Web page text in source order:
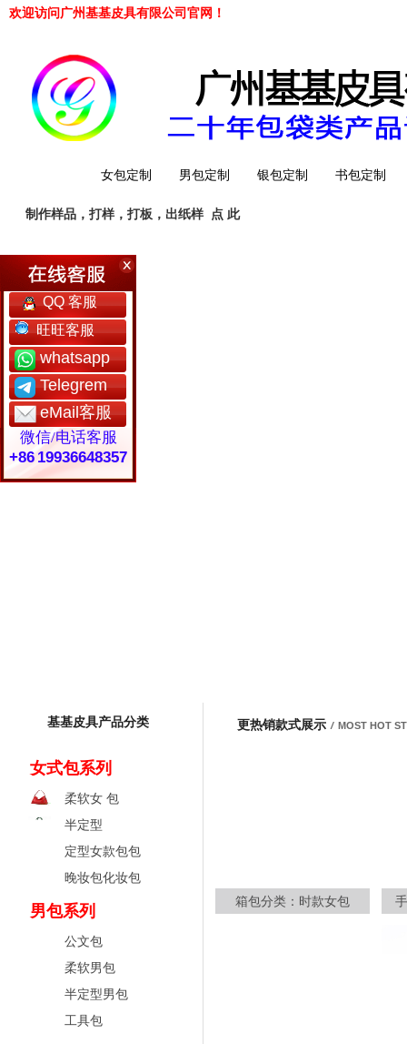
欢迎访问广州基基皮具有限公司官网！
女包定制 男包定制 银包定制 书包定制
工厂简介
制作样品，打样，打板，出纸样 点 此
基基皮具产品分类
女式包系列
柔软女 包
半定型
定型女款包包
晚妆包化妆包
男包系列
公文包
柔软男包
半定型男包
工具包
更热销款式展示 / MOST HOT
箱包分类：时款女包
QQ 客服
旺旺客服
whatsapp
Telegrem
eMail客服
微信/电话客服
+86 19936648357